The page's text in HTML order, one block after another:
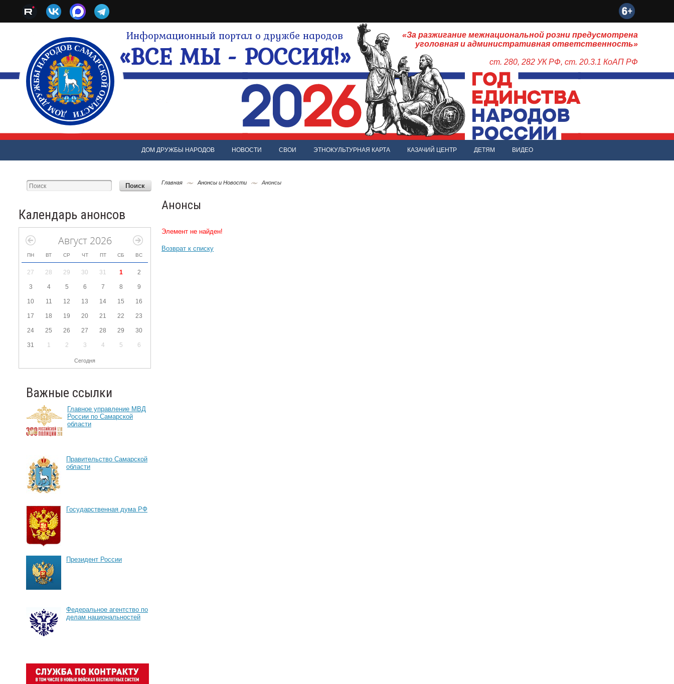
Информационный портал о дружбе народов
«ВСЕ МЫ - РОССИЯ!»
«За разжигание межнациональной розни предусмотрена
уголовная и административная ответственность»
ст. 280, 282 УК РФ, ст. 20.3.1 КоАП РФ
ДОМ ДРУЖБЫ НАРОДОВ НОВОСТИ СВОИ ЭТНОКУЛЬТУРНАЯ КАРТА КАЗАЧИЙ ЦЕНТР ДЕТЯМ ВИДЕО
Календарь анонсов
Август 2026
ПН ВТ СР ЧТ ПТ СБ ВС
27 28 29 30 31 1 2
3 4 5 6 7 8 9
10 11 12 13 14 15 16
17 18 19 20 21 22 23
24 25 26 27 28 29 30
31 1 2 3 4 5 6
Сегодня
Важные ссылки
Главное управление МВД
России по Самарской
области
Правительство Самарской
области
Государственная дума РФ
Президент России
Федеральное агентство по
делам национальностей
Главная Анонсы и Новости Анонсы
Анонсы
Элемент не найден!
Возврат к списку